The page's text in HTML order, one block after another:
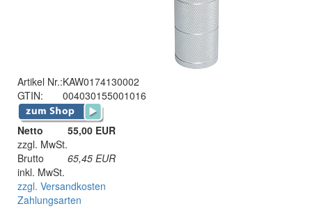
Artikel Nr.:KAW0174130002
GTIN:
004030155001016
Netto
55,00 EUR
zzgl. MwSt.
Brutto
65,45 EUR
inkl. MwSt.
zzgl. Versandkosten
Zahlungsarten